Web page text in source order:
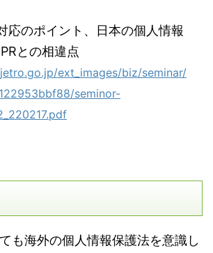
応のポイント、日本の個人情報
との相違点
ext_images/biz/seminar/
seminor-
も海外の個人情報保護法を意識し